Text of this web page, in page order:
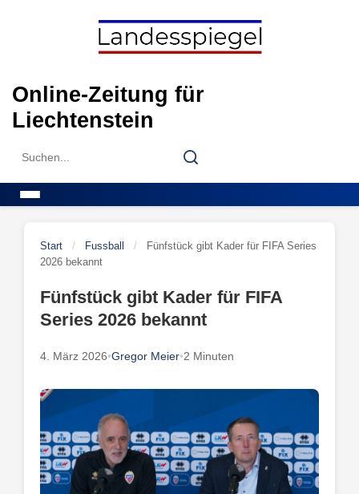
Online-Zeitung für
Liechtenstein
Search
Search
Start / Fussball /
Fünfstück gibt Kader für FIFA Series
2026 bekannt
Fünfstück gibt Kader für FIFA
Series 2026 bekannt
4. März 2026•Gregor Meier•2 Minuten